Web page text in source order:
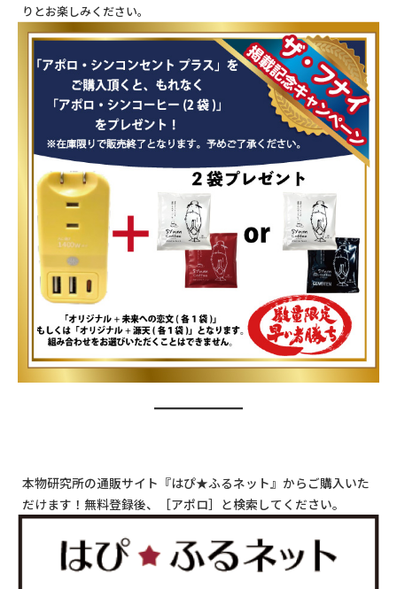
りとお楽しみください。
本物研究所の通販サイト『はぴ★ふるネット』からご購入いた
だけます！無料登録後、［アポロ］と検索してください。